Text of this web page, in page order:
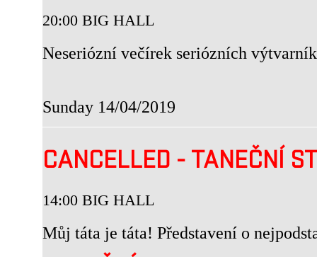
20:00 BIG HALL
Neseriózní večírek seriózních
Sunday 14/04/2019
CANCELLED - TANEČNÍ
14:00 BIG HALL
Můj táta je táta! Představení o